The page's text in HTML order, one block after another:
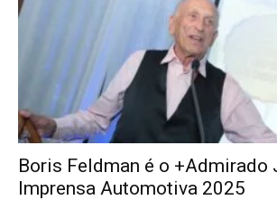
Boris Feldman é o +Admirado
Imprensa Automotiva 2025